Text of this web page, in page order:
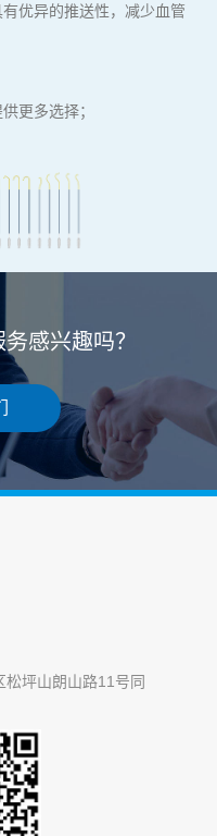
优异的推送性，减少血管
更多选择；
感兴趣吗？
坪山朗山路11号同